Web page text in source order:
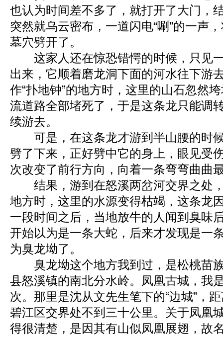
也认为时间差不多了，就打开了大门，
突然就乌云密布，一道闪电“唰”的一声
墓穴劈开了。
这家人还在惊恐错愕的时候，只见
出来，它顺着磨龙洞下面的河水往下游
作“扑地钟”的地方时，这里的山石忽然
流道路全部堵死了，于是这条龙只能调
续游去。
可是，在这条龙才游到半山腰的时
劈了下来，正好劈中它的身上，眼见受
次改变了前行方向，向着一条弯弯曲曲
结果，游到在怒溪两岔河交界之处，
地方时，这里的水源变得枯竭，这条龙
一段时间之后，当地放牛的人闻到臭味
开始以为是一条大蛇，后来才发现是一
为臭龙坳了。
臭龙坳这个地方我到过，是松桃苗
县怒溪镇的南北分水岭。凤凰古城，我
次。那里是沈从文先生笔下的“边城”，
碧江区交界处不到三十公里。关于凤凰
得很清楚，是因其有山似凤凰展翅，故